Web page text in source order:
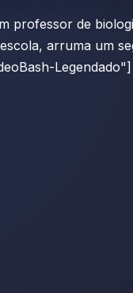
professor de
arruma um
Legendado"]